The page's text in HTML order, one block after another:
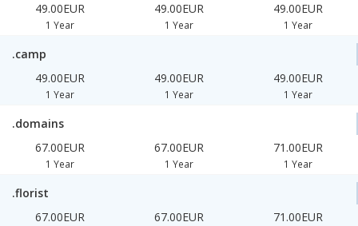
49.00EUR
1 Year
49.00EUR
1 Year
49.00EUR
1 Year
.camp
49.00EUR
1 Year
49.00EUR
1 Year
49.00EUR
1 Year
.domains
67.00EUR
1 Year
67.00EUR
1 Year
71.00EUR
1 Year
.florist
67.00EUR
67.00EUR 71.00EUR